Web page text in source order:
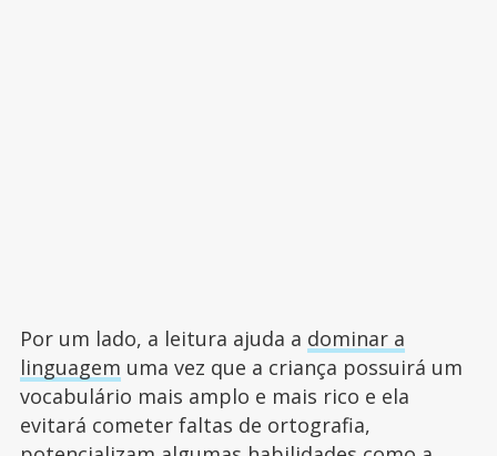
Por um lado, a leitura ajuda a dominar a
linguagem uma vez que a criança possuirá um
vocabulário mais amplo e mais rico e ela
evitará cometer faltas de ortografia,